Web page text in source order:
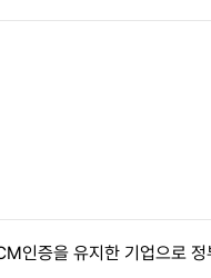
인증을 유지한 기업으로